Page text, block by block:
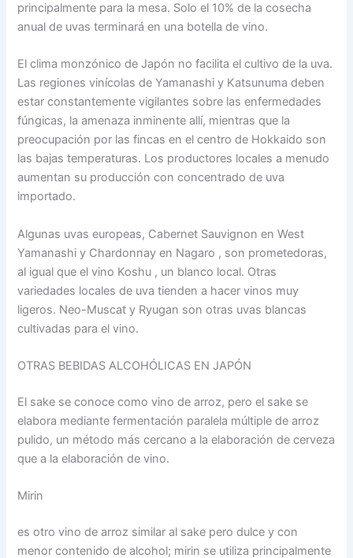
principalmente para la mesa. Solo el 10% de la cosecha
anual de uvas terminará en una botella de vino.
El clima monzónico de Japón no facilita el cultivo de la uva.
Las regiones vinícolas de Yamanashi y Katsunuma deben
estar constantemente vigilantes sobre las enfermedades
fúngicas, la amenaza inminente allí, mientras que la
preocupación por las fincas en el centro de Hokkaido son
las bajas temperaturas. Los productores locales a menudo
aumentan su producción con concentrado de uva
importado.
Algunas uvas europeas, Cabernet Sauvignon en West
Yamanashi y Chardonnay en Nagaro , son prometedoras,
al igual que el vino Koshu , un blanco local. Otras
variedades locales de uva tienden a hacer vinos muy
ligeros. Neo-Muscat y Ryugan son otras uvas blancas
cultivadas para el vino.
OTRAS BEBIDAS ALCOHÓLICAS EN JAPÓN
El sake se conoce como vino de arroz, pero el sake se
elabora mediante fermentación paralela múltiple de arroz
pulido, un método más cercano a la elaboración de cerveza
que a la elaboración de vino.
Mirin
es otro vino de arroz similar al sake pero dulce y con
menor contenido de alcohol; mirin se utiliza principalmente